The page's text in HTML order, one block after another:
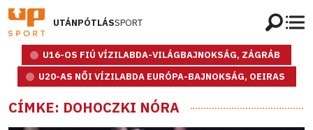
UTÁNPÓTLÁSSPORT
U16-OS FIÚ VÍZILABDA-VILÁGBAJNOKSÁG, ZÁGRÁB
U20-AS NŐI VÍZILABDA EURÓPA-BAJNOKSÁG, OEIRAS
CÍMKE: DOHOCZKI NÓRA